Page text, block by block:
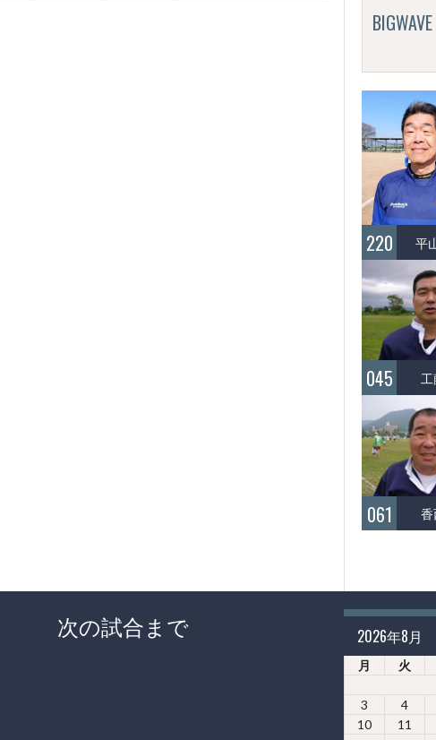
220 平
045
061
次の試合まで 2026年8月
月 火
3
4
10
11